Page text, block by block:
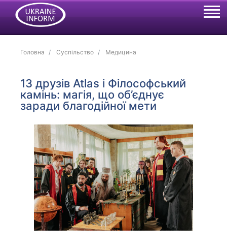
Головна Суспільство Медицина
13 друзів Atlas і Філософський
камінь: магія, що об’єднує
заради благодійної мети